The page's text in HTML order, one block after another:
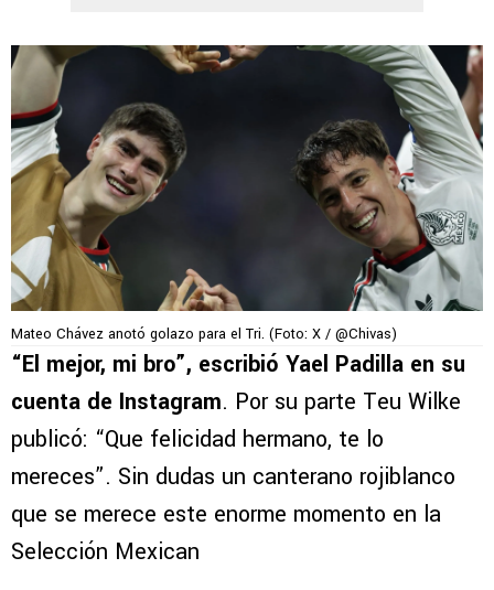
Mateo Chávez anotó golazo para el Tri. (Foto: X / @Chivas)
“El mejor, mi bro”, escribió Yael Padilla en su
cuenta de Instagram. Por su parte Teu Wilke
publicó: “Que felicidad hermano, te lo
mereces”. Sin dudas un canterano rojiblanco
que se merece este enorme momento en la
Selección Mexican